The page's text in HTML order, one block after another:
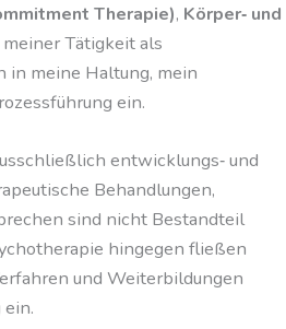
Therapie), Körper‑ und
Tätigkeit als
in meine Haltung, mein
ein.
entwicklungs‑ und
Behandlungen,
sind nicht Bestandteil
hingegen fließen
und Weiterbildungen